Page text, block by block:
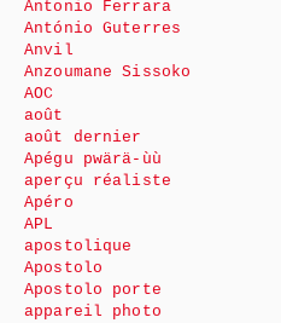
Antonio Ferrara
António Guterres
Anvil
Anzoumane Sissoko
AOC
août
août dernier
Apégu pwärä-ùù
aperçu réaliste
Apéro
APL
apostolique
Apostolo
Apostolo porte
appareil photo